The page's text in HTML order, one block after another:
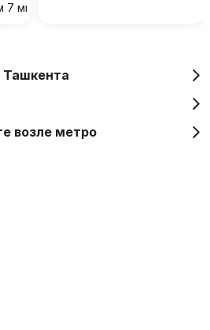
7 мин на транспорте
Ташкента
возле метро